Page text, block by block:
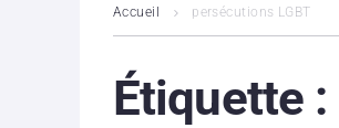
Accueil persécutions LGBT
Étiquette :